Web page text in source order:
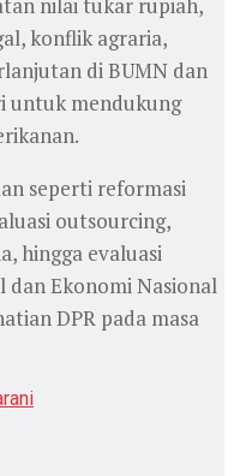
nilai tukar rupiah,
konflik agraria,
di BUMN dan
untuk mendukung
seperti reformasi
outsourcing,
hingga evaluasi
dan Ekonomi Nasional
DPR pada masa